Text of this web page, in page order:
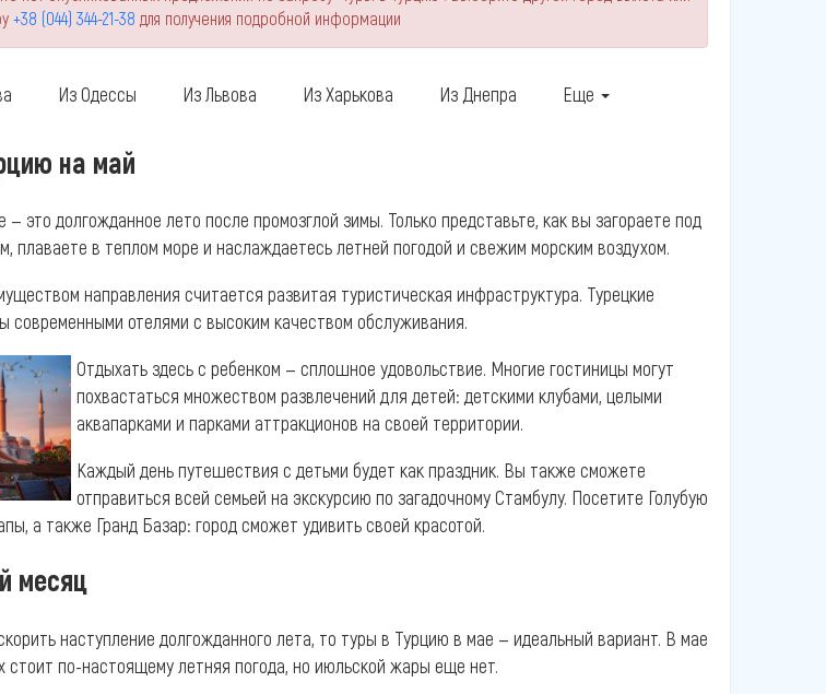
+38 (044) 344-21-38 для получения подробной информации
Из Одессы Из Львова Из Харькова Из Днепра Еще
на май
это долгожданное лето после промозглой зимы. Только представьте, как вы загораете под
плаваете в теплом море и наслаждаетесь летней погодой и свежим морским воздухом.
направления считается развитая туристическая инфраструктура. Турецкие
современными отелями с высоким качеством обслуживания.
Отдыхать здесь с ребенком — сплошное удовольствие. Многие гостиницы могут
похвастаться множеством развлечений для детей: детскими клубами, целыми
аквапарками и парками аттракционов на своей территории.
Каждый день путешествия с детьми будет как праздник. Вы также сможете
отправиться всей семьей на экскурсию по загадочному Стамбулу. Посетите Голубую
а также Гранд Базар: город сможет удивить своей красотой.
месяц
наступление долгожданного лета, то туры в Турцию в мае — идеальный вариант. В мае
стоит по-настоящему летняя погода, но июльской жары еще нет.